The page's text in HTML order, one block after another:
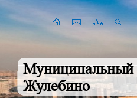
Муниципальный
Жулебино